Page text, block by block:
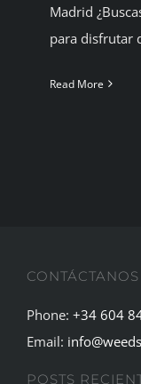
Madrid
para disfrutar
Read More
CONTÁCTANOS
Phone: +34 604
Email:
POSTS